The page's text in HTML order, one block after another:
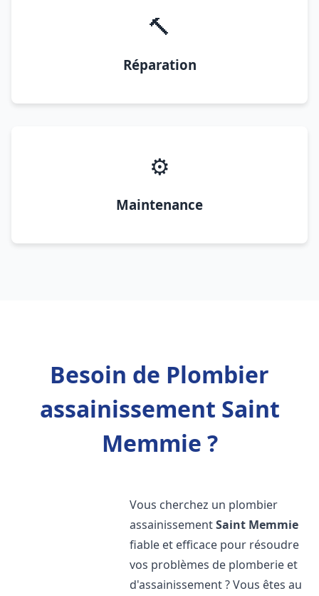
🔨
Réparation
⚙️
Maintenance
Besoin de Plombier
assainissement Saint
Memmie ?
Vous cherchez un plombier
assainissementSaint Memmie
fiable et efficace pour résoudre
vos problèmes de plomberie et
d'assainissement ? Vous êtes au